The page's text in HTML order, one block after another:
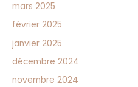
mars 2025
février 2025
janvier 2025
décembre 2024
novembre 2024